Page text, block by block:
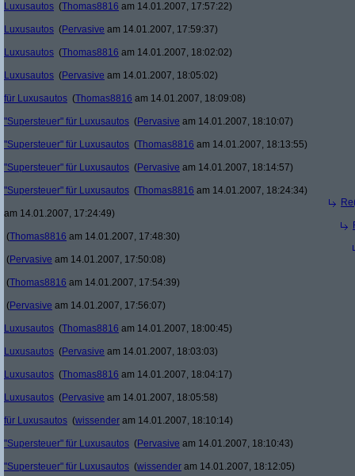
Luxusautos (Thomas8816 am 14.01.2007, 17:57:22)
Luxusautos (Pervasive am 14.01.2007, 17:59:37)
Luxusautos (Thomas8816 am 14.01.2007, 18:02:02)
Luxusautos (Pervasive am 14.01.2007, 18:05:02)
für Luxusautos (Thomas8816 am 14.01.2007, 18:09:08)
"Supersteuer" für Luxusautos (Pervasive am 14.01.2007, 18:10:07)
"Supersteuer" für Luxusautos (Thomas8816 am 14.01.2007, 18:13:55)
"Supersteuer" für Luxusautos (Pervasive am 14.01.2007, 18:14:57)
"Supersteuer" für Luxusautos (Thomas8816 am 14.01.2007, 18:24:34)
am 14.01.2007, 17:24:49)
(Thomas8816 am 14.01.2007, 17:48:30)
(Pervasive am 14.01.2007, 17:50:08)
(Thomas8816 am 14.01.2007, 17:54:39)
(Pervasive am 14.01.2007, 17:56:07)
Luxusautos (Thomas8816 am 14.01.2007, 18:00:45)
Luxusautos (Pervasive am 14.01.2007, 18:03:03)
Luxusautos (Thomas8816 am 14.01.2007, 18:04:17)
Luxusautos (Pervasive am 14.01.2007, 18:05:58)
für Luxusautos (wissender am 14.01.2007, 18:10:14)
"Supersteuer" für Luxusautos (Pervasive am 14.01.2007, 18:10:43)
"Supersteuer" für Luxusautos (wissender am 14.01.2007, 18:12:05)